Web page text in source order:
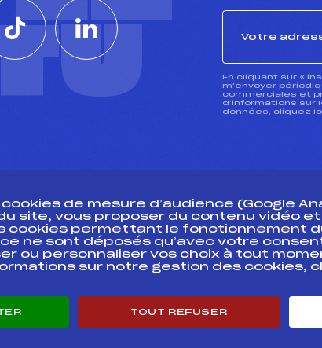
En cliquant sur «
m’envoyer
commerciales et
d’informations sur
données, cliquez
Pass’Neige
Projet sportif fédéral
Pôle vie
de mesure d’audience (Google
site, vous proposer du contenu vidéo
cookies permettant le fonctionnement
ne sont déposés qu’avec votre
ou personnaliser vos choix à tout
sur notre gestion des cookies,
TOUT REFUSER